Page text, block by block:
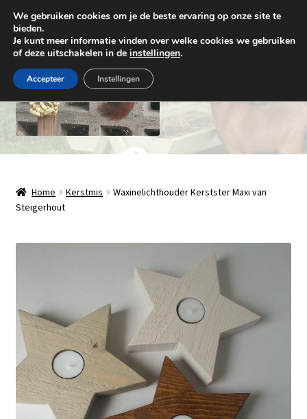
Ga
door
naar
navigatie
Ga
naar
de
inhoud
Natuurlijk Houthandwerk
Winkel
Home Kerstmis
Waxinelichthouder Kerstster Maxi van
Steigerhout
We gebruiken cookies om je de beste ervaring op onze site te
bieden.
Je kunt meer informatie vinden over welke cookies we gebruiken
of deze uitschakelen in de instellingen.
Accepteer Instellingen